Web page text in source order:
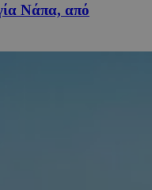
Νάπα, από